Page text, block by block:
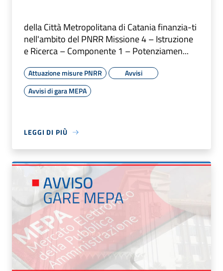
della Città Metropolitana di Catania finanzia-ti
nell'ambito del PNRR Missione 4 – Istruzione
e Ricerca – Componente 1 – Potenziamen...
Attuazione misure PNRR
Avvisi
Avvisi di gara MEPA
LEGGI DI PIÙ